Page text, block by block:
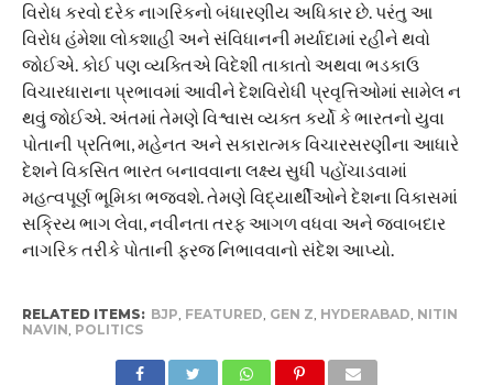
વિરોધ કરવો દરેક નાગરિકનો બંધારણીય અધિકાર છે. પરંતુ આ
વિરોધ હંમેશા લોકશાહી અને સંવિધાનની મર્યાદામાં રહીને થવો
જોઈએ. કોઈ પણ વ્યક્તિએ વિદેશી તાકાતો અથવા ભડકાઉ
વિચારધારાના પ્રભાવમાં આવીને દેશવિરોધી પ્રવૃત્તિઓમાં સામેલ ન
થવું જોઈએ. અંતમાં તેમણે વિશ્વાસ વ્યક્ત કર્યો કે ભારતનો યુવા
પોતાની પ્રતિભા, મહેનત અને સકારાત્મક વિચારસરણીના આધારે
દેશને વિકસિત ભારત બનાવવાના લક્ષ્ય સુધી પહોંચાડવામાં
મહત્વપૂર્ણ ભૂમિકા ભજવશે. તેમણે વિદ્યાર્થીઓને દેશના વિકાસમાં
સક્રિય ભાગ લેવા, નવીનતા તરફ આગળ વધવા અને જવાબદાર
નાગરિક તરીકે પોતાની ફરજ નિભાવવાનો સંદેશ આપ્યો.
RELATED ITEMS: BJP, FEATURED, GEN Z, HYDERABAD, NITIN
NAVIN, POLITICS